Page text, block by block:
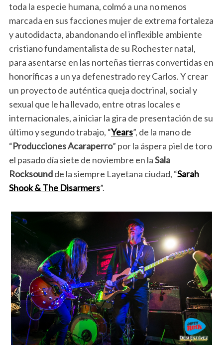
toda la especie humana, colmó a una no menos
marcada en sus facciones mujer de extrema fortaleza
y autodidacta, abandonando el inflexible ambiente
cristiano fundamentalista de su Rochester natal,
para asentarse en las norteñas tierras convertidas en
honoríficas a un ya defenestrado rey Carlos. Y crear
un proyecto de auténtica queja doctrinal, social y
sexual que le ha llevado, entre otras locales e
internacionales, a iniciar la gira de presentación de su
último y segundo trabajo, “Years”, de la mano de
“Producciones Acaraperro” por la áspera piel de toro
el pasado día siete de noviembre en laSala
Rocksoundde la siempre Layetana ciudad, “Sarah
Shook & The Disarmers”.